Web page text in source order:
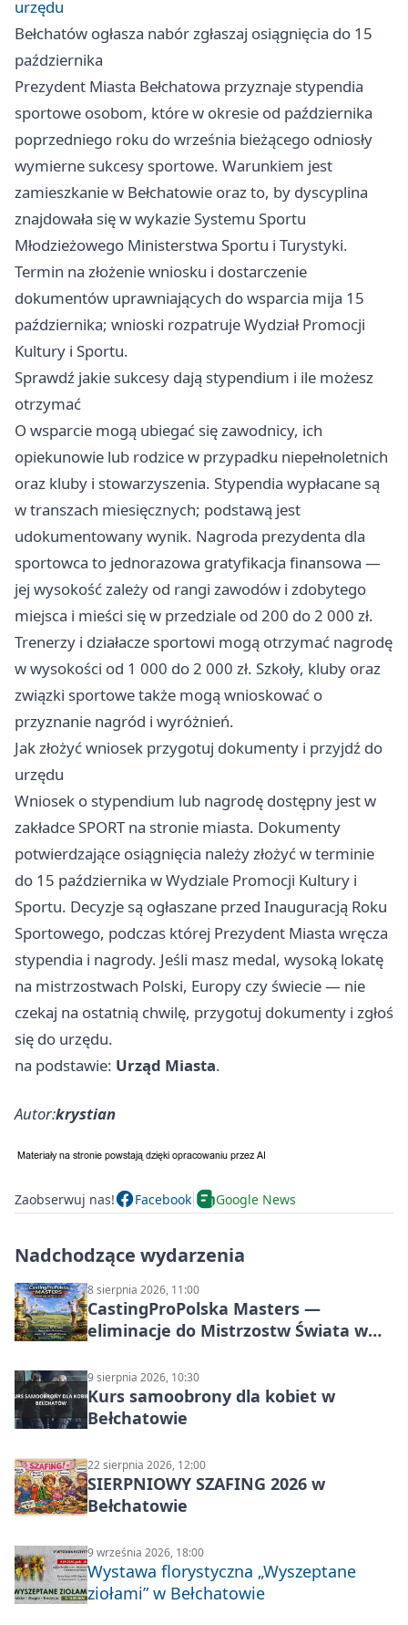
urzędu
Bełchatów ogłasza nabór zgłaszaj osiągnięcia do 15
października
Prezydent Miasta Bełchatowa przyznaje stypendia
sportowe osobom, które w okresie od października
poprzedniego roku do września bieżącego odniosły
wymierne sukcesy sportowe. Warunkiem jest
zamieszkanie w Bełchatowie oraz to, by dyscyplina
znajdowała się w wykazie Systemu Sportu
Młodzieżowego Ministerstwa Sportu i Turystyki.
Termin na złożenie wniosku i dostarczenie
dokumentów uprawniających do wsparcia mija 15
października; wnioski rozpatruje Wydział Promocji
Kultury i Sportu.
Sprawdź jakie sukcesy dają stypendium i ile możesz
otrzymać
O wsparcie mogą ubiegać się zawodnicy, ich
opiekunowie lub rodzice w przypadku niepełnoletnich
oraz kluby i stowarzyszenia. Stypendia wypłacane są
w transzach miesięcznych; podstawą jest
udokumentowany wynik. Nagroda prezydenta dla
sportowca to jednorazowa gratyfikacja finansowa —
jej wysokość zależy od rangi zawodów i zdobytego
miejsca i mieści się w przedziale od 200 do 2 000 zł.
Trenerzy i działacze sportowi mogą otrzymać nagrodę
w wysokości od 1 000 do 2 000 zł. Szkoły, kluby oraz
związki sportowe także mogą wnioskować o
przyznanie nagród i wyróżnień.
Jak złożyć wniosek przygotuj dokumenty i przyjdź do
urzędu
Wniosek o stypendium lub nagrodę dostępny jest w
zakładce SPORT na stronie miasta. Dokumenty
potwierdzające osiągnięcia należy złożyć w terminie
do 15 października w Wydziale Promocji Kultury i
Sportu. Decyzje są ogłaszane przed Inauguracją Roku
Sportowego, podczas której Prezydent Miasta wręcza
stypendia i nagrody. Jeśli masz medal, wysoką lokatę
na mistrzostwach Polski, Europy czy świecie — nie
czekaj na ostatnią chwilę, przygotuj dokumenty i zgłoś
się do urzędu.
na podstawie: Urząd Miasta.
Autor:krystian
Zaobserwuj nas! Facebook Google News
Nadchodzące wydarzenia
8 sierpnia 2026, 11:00
CastingProPolska Masters —
eliminacje do Mistrzostw Świata w
9 sierpnia 2026, 10:30
Kurs samoobrony dla kobiet w
Bełchatowie
22 sierpnia 2026, 12:00
SIERPNIOWY SZAFING 2026 w
Bełchatowie
9 września 2026, 18:00
Wystawa florystyczna „Wyszeptane
ziołami” w Bełchatowie